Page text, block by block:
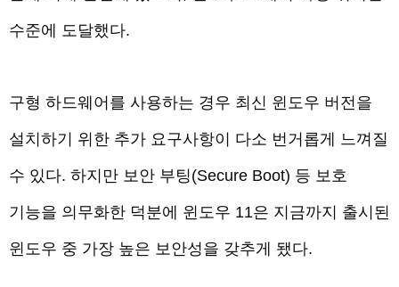
수준에 도달했다.
구형 하드웨어를 사용하는 경우 최신 윈도우 버전을
설치하기 위한 추가 요구사항이 다소 번거롭게 느껴질
수 있다. 하지만 보안 부팅(Secure Boot) 등 보호
기능을 의무화한 덕분에 윈도우 11은 지금까지 출시된
윈도우 중 가장 높은 보안성을 갖추게 됐다.